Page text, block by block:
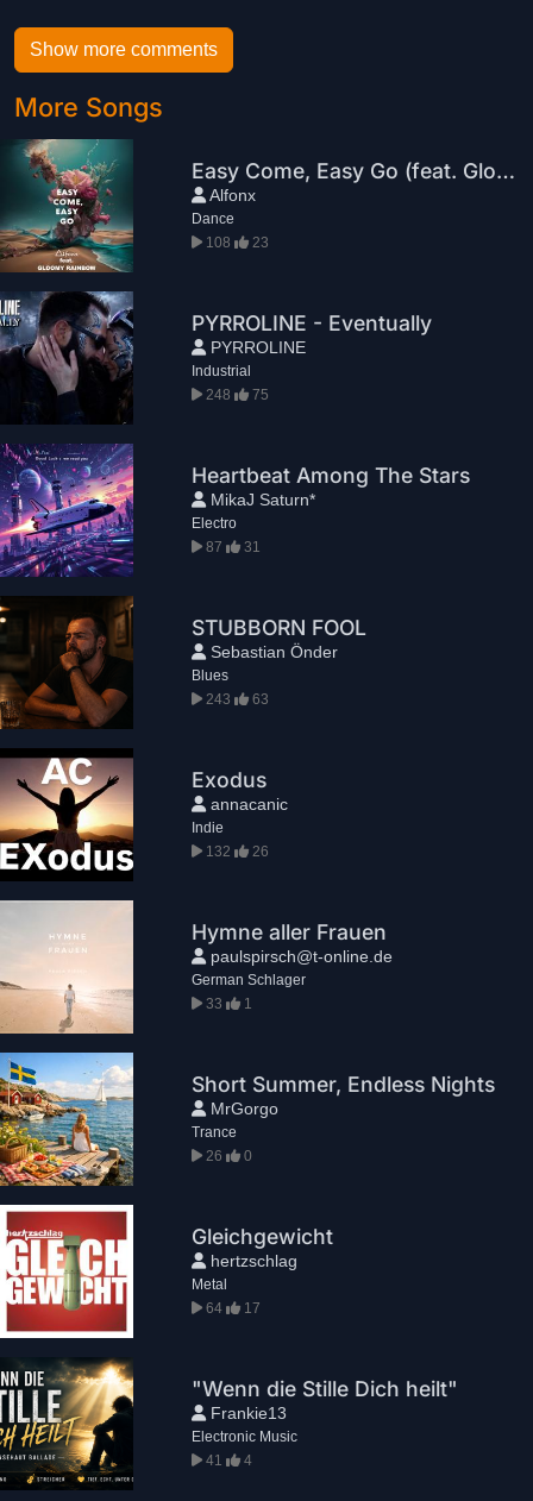
Show more comments
More Songs
Easy Come, Easy Go (feat. Gloomy Rainbow)
Alfonx
Dance
108
23
PYRROLINE - Eventually
PYRROLINE
Industrial
248
75
Heartbeat Among The Stars
MikaJ Saturn*
Electro
87
31
STUBBORN FOOL
Sebastian Önder
Blues
243
63
Exodus
annacanic
Indie
132
26
Hymne aller Frauen
paulspirsch@t-online.de
German Schlager
33
1
Short Summer, Endless Nights
MrGorgo
Trance
26
0
Gleichgewicht
hertzschlag
Metal
64
17
"Wenn die Stille Dich heilt"
Frankie13
Electronic Music
41
4